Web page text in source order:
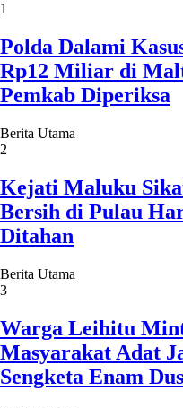
1
Polda Dalami
Rp12 Miliar di
Pemkab Diperiksa
Berita Utama
2
Kejati Maluku
Bersih di Pulau
Ditahan
Berita Utama
3
Warga Leihitu
Masyarakat Adat
Sengketa Enam